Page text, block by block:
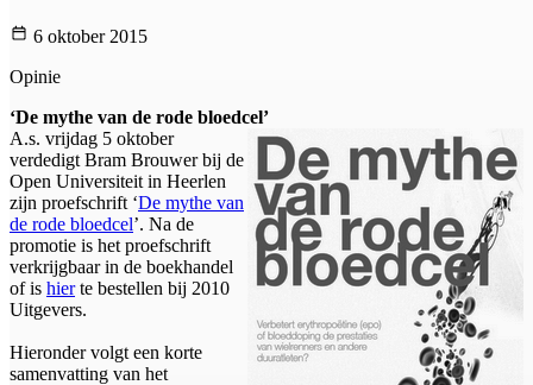
6 oktober 2015
Opinie
‘De mythe van de rode bloedcel’
A.s. vrijdag 5 oktober
verdedigt Bram Brouwer bij de
Open Universiteit in Heerlen
zijn proefschrift ‘De mythe van
de rode bloedcel’. Na de
promotie is het proefschrift
verkrijgbaar in de boekhandel
of is hierte bestellen bij 2010
Uitgevers.
Hieronder volgt een korte
samenvatting van het